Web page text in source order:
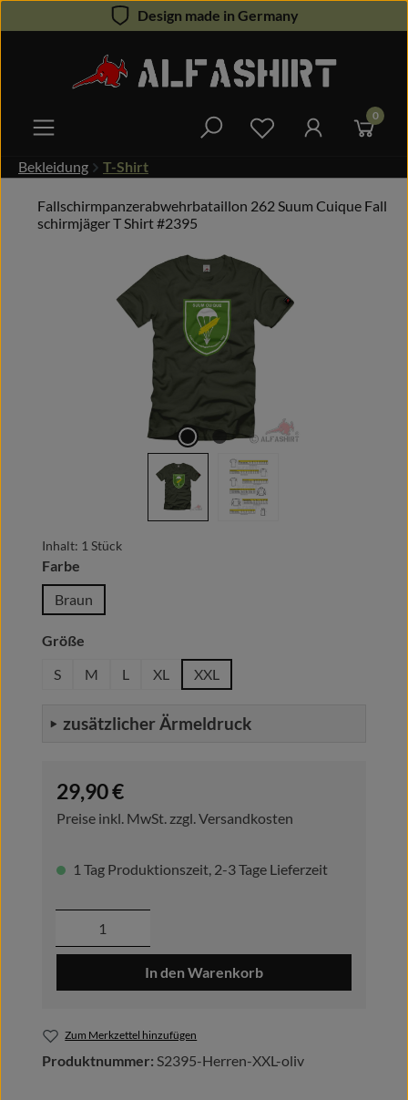
Zum Hauptinhalt springenDesign made in Germany
Du hast 0 0
Bekleidung T-Shirt
Fallschirmpanzerabwehrbataillon 262 Suum Cuique Fall
schirmjäger T Shirt #2395
Bildergalerie überspringen
Inhalt: 1 Stück
Farbe
Braun
Größe
S
M L XL XXL
zusätzlicher Ärmeldruck
Regulärer Preis:
29,90 €
Preise inkl. MwSt. zzgl. Versandkosten
1 Tag Produktionszeit, 2-3 Tage Lieferzeit
Produkt Anzahl: Gib den gewünschten
In den Warenkorb
Zum Merkzettel hinzufügen
Produktnummer: S2395-Herren-XXL-oliv